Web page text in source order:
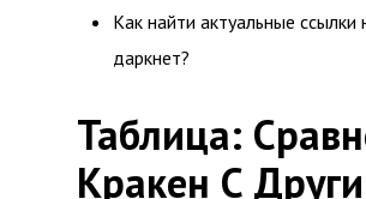
Как найти актуальные ссылки
даркнет?
Таблица:
Кракен С